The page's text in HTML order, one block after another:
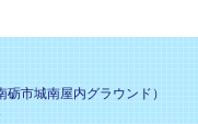
市城南屋内グラウンド）